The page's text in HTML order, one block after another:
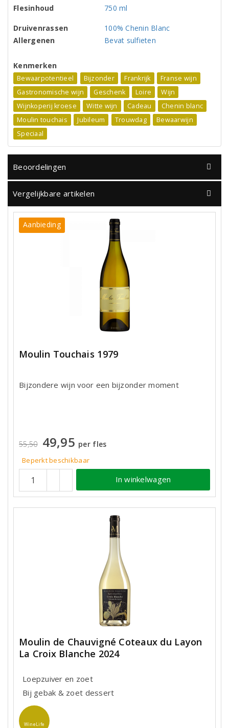
Flesinhoud
750 ml
Druivenrassen
100% Chenin Blanc
Allergenen
Bevat sulfieten
Kenmerken
Bewaarpotentieel Bijzonder Frankrijk
Franse wijn
Gastronomische wijn
Geschenk Loire
Wijn
Wijnkoperij kroese
Witte wijn Cadeau
Chenin blanc
Moulin touchais
Jubileum Trouwdag
Bewaarwijn
Speciaal
Beoordelingen
Vergelijkbare artikelen
Aanbieding
Moulin Touchais 1979
Bijzondere wijn voor een bijzonder moment
55,50 49,95 per fles
Beperkt beschikbaar
In winkelwagen
Moulin de Chauvigné Coteaux du Layon
La Croix Blanche 2024
Loepzuiver en zoet
Bij gebak & zoet dessert
WineLife